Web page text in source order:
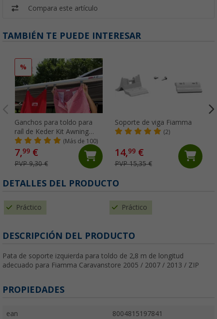
Compara este artículo
TAMBIÉN TE PUEDE INTERESAR
%
Ganchos para toldo para
raíl de Keder Kit Awning
Hangers Fiamma(Más de 100)
7,99 €
PVP 9,30 €
Soporte de viga Fiamma
(2)
14,99€
PVP 15,35 €
DETALLES DEL PRODUCTO
Práctico Práctico
DESCRIPCIÓN DEL PRODUCTO
Pata de soporte izquierda para toldo de 2,8 m de longitud
adecuado para Fiamma Caravanstore 2005 / 2007 / 2013 / ZIP
PROPIEDADES
ean 8004815197841